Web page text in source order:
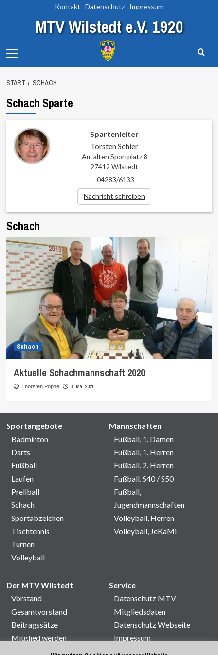
Kontakt Datenschutz Impressum
MTV Wilstedt e.V. 1920
Menu
START SCHACH
Schach
Schach
Aktuelle Schachmannschaft 2020
Thorsten Poppe 3. Mai 2020
Schach Sparte
Spartenleiter
Torsten Schier
Am alten Sportplatz 8
27412 Wilstedt
04283/6133
Nachricht schreiben
Sportangebote
Badminton
Darts
Fußball
Laufen
Prellball
Schach
Sportabzeichen
Tischtennis
Turnen
Volleyball
Mannschaften
Fußball, 1. Damen
Fußball, 1. Herren
Fußball, 2. Herren
Fußball, S40 / S50
Fußball,
Jugendmannschaften
Volleyball, Herren
Volleyball, JeKaMi
Der MTV Wilstedt
Vorstand
Gesamtvorstand
Beitragssätze
Mitglied werden
Service
Datenschutz MTV
Mitgliedsdaten
Datenschutz Webseite
Impressum
Kontakt